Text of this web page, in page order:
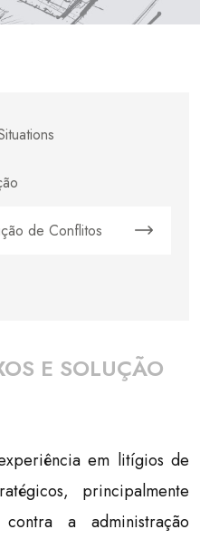
de Conflitos
E SOLUÇÃO
em litígios de
principalmente
contra a administração